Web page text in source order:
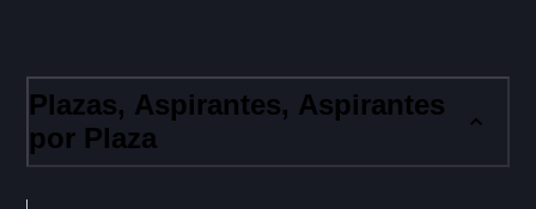
Plazas, Aspirantes, Aspirantes
por Plaza